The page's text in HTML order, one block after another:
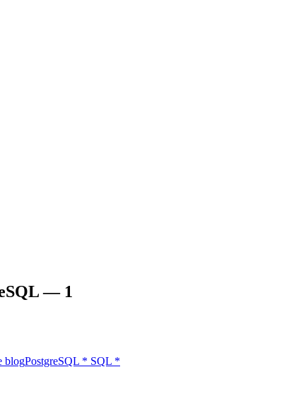
— 1
blogPostgreSQL * SQL *